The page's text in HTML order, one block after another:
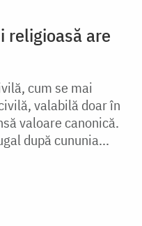
religioasă are
cum se mai
valabilă doar în
valoare canonică.
după cununia...